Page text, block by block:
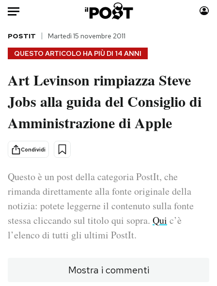
Auto
HOME
Italia
Politica
Tecnologia
Scienza
Economia
Sport
Moda
Consumismi
Storie/Idee
Altrecose
Mondiali calcio 2026
PODCAST
NEWSLETTER
QUESTO ARTICOLO HA PIÙ DI 14 ANNI
POSTIT Martedì 15 novembre 2011
Art Levinson rimpiazza Steve
Jobs alla guida del Consiglio di
Amministrazione di Apple
Condividi
Questo è un post della categoria PostIt, che
rimanda direttamente alla fonte originale della
notizia: potete leggerne il contenuto sulla fonte
stessa cliccando sul titolo qui sopra. Qui c’è
l’elenco di tutti gli ultimi PostIt.
Mostra i commenti